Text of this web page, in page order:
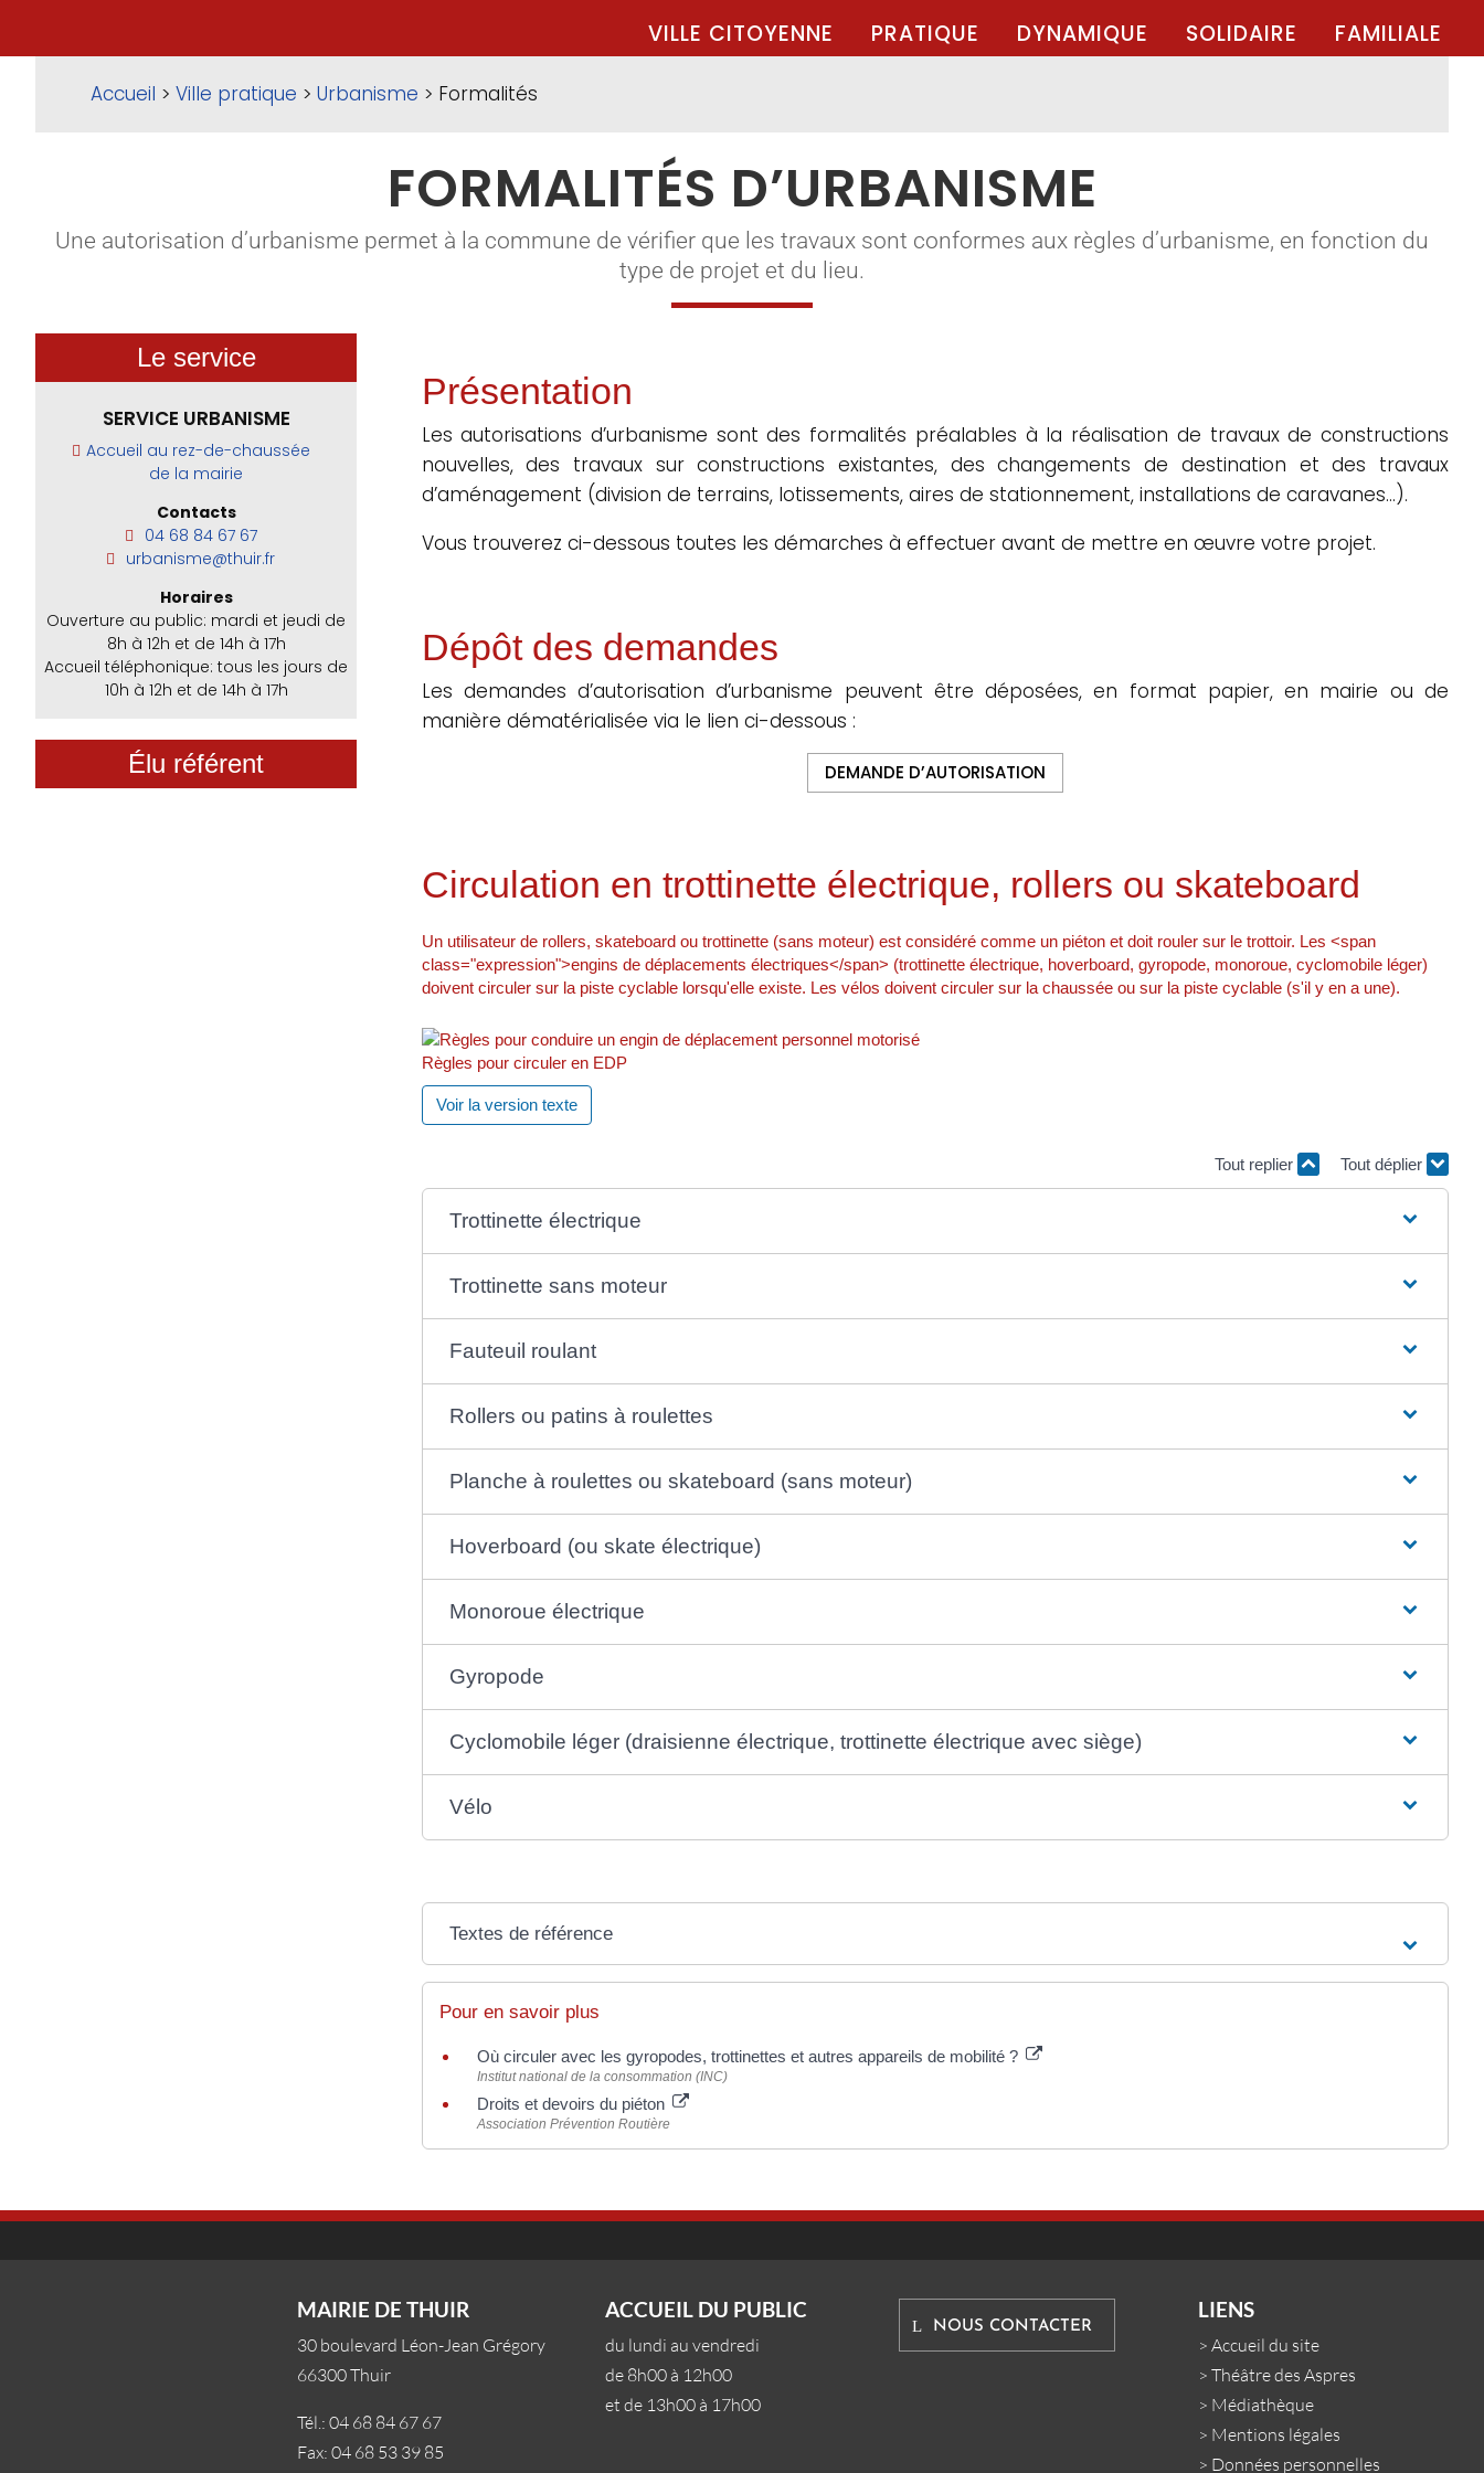
VILLE CITOYENNE PRATIQUE DYNAMIQUE SOLIDAIRE FAMILIALE
Accueil > Ville pratique > Urbanisme > Formalités
FORMALITÉS D’URBANISME
Une autorisation d’urbanisme permet à la commune de vérifier que les travaux sont conformes aux règles d’urbanisme, en fonction du
type de projet et du lieu.
Le service
SERVICE URBANISME
Accueil au rez-de-chaussée
de la mairie
Contacts
04 68 84 67 67
urbanisme@thuir.fr
Horaires
Ouverture au public: mardi et jeudi de
8h à 12h et de 14h à 17h
Accueil téléphonique: tous les jours de
10h à 12h et de 14h à 17h
Élu référent
Présentation
Les autorisations d’urbanisme sont des formalités préalables à la réalisation de travaux de constructions
nouvelles, des travaux sur constructions existantes, des changements de destination et des travaux
d’aménagement (division de terrains, lotissements, aires de stationnement, installations de caravanes…).
Vous trouverez ci-dessous toutes les démarches à effectuer avant de mettre en œuvre votre projet.
Dépôt des demandes
Les demandes d’autorisation d’urbanisme peuvent être déposées, en format papier, en mairie ou de
manière dématérialisée via le lien ci-dessous :
DEMANDE D’AUTORISATION
Circulation en trottinette électrique, rollers ou skateboard
Un utilisateur de rollers, skateboard ou trottinette (sans moteur) est considéré comme un piéton et doit rouler sur le trottoir. Les <span
class="expression">engins de déplacements électriques</span> (trottinette électrique, hoverboard, gyropode, monoroue, cyclomobile léger)
doivent circuler sur la piste cyclable lorsqu'elle existe. Les vélos doivent circuler sur la chaussée ou sur la piste cyclable (s'il y en a une).
Règles pour circuler en EDP
Voir la version texte
Tout replier Tout déplier
Trottinette électrique
Trottinette sans moteur
Fauteuil roulant
Rollers ou patins à roulettes
Planche à roulettes ou skateboard (sans moteur)
Hoverboard (ou skate électrique)
Monoroue électrique
Gyropode
Cyclomobile léger (draisienne électrique, trottinette électrique avec siège)
Vélo
Textes de référence
Pour en savoir plus
Où circuler avec les gyropodes, trottinettes et autres appareils de mobilité ?
Institut national de la consommation (INC)
Droits et devoirs du piéton
Association Prévention Routière
MAIRIE DE THUIR
30 boulevard Léon-Jean Grégory
66300 Thuir
Tél.: 04 68 84 67 67
Fax: 04 68 53 39 85
ACCUEIL DU PUBLIC
du lundi au vendredi
de 8h00 à 12h00
et de 13h00 à 17h00
NOUS CONTACTER
LIENS
>Accueil du site
>Théâtre des Aspres
> Médiathèque
> Mentions légales
> Données personnelles